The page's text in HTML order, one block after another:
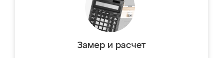
Замер и расчет